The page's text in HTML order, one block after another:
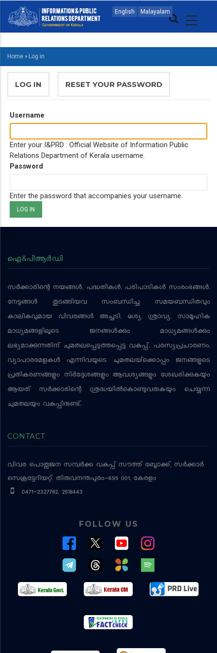
main
English Malayalam
MAIN
NAVIGATION
MALAYALAM
BREADCRUMB
Home » Log in
PRIMARY
TABS
LOG IN (ACTIVERESET YOUR PASSWORD
Username
Enter your I&PRD : Official Website of Information Public
Relations Department of Kerala username.
Password
Enter the password that accompanies your username.
ഐ&പിആര്‍ഡി
സര്‍ക്കാരിന്റെ നയങ്ങള്‍, പദ്ധതികള്‍, പരിപാടികള്‍ സംരംഭങ്ങള്‍,
നേട്ടങ്ങള്‍ തുടങ്ങിയവ സംബന്ധിച്ച സമയബന്ധിതവും
കാലികവുമായ വിവരങ്ങള്‍ അച്ചടി, ദൃശ്യ, ശ്രാവ്യ, സാമൂഹിക
മാധ്യമങ്ങളിലൂടെ ജനങ്ങള്‍ക്കും മാധ്യമങ്ങള്‍ക്കും
ലഭ്യമാക്കുന്നതിന് ചുമതലപ്പെടുത്തപ്പെട്ട വകുപ്പ്. പരസ്യപ്രചാരണം,
വ്യാപാരമേളകള്‍ എന്നിവയുടെ ചുമതലയ്‌ക്കൊപ്പം ജനങ്ങളുടെ
പ്രതികരണങ്ങളും നിര്‍ദ്ദേശങ്ങളും ആവശ്യങ്ങളും ശേഖരിക്കുകയും
ആയത് സര്‍ക്കാരിന്റെ ശ്രദ്ധയില്‍കൊണ്ടുവരുകയും ചെയ്യുന്ന
ചുമതലയും വകുപ്പിനുണ്ട്.
CONTACT
വിവര പൊതുജന സമ്പര്‍ക്ക വകുപ്പ് സൗത്ത് ബ്ലോക്ക്, സര്‍ക്കാര്‍
സെക്രട്ടേറിയറ്റ്, തിരുവനന്തപുരം-695 001, കേരളം
0471-2327782, 2518443
FOLLOW US